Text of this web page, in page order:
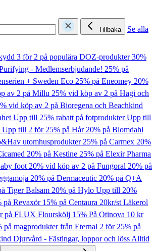
Tillbaka
Se alla
3 för 2 på populära DOZ-produkter30%
- Medlemserbjudande! 25% på
+ Sweden Eco 25% på Eneomey 20%
av 2 på Millu 25% vid köp av 2 på Hagi och
vid köp av 2 på Bioregena och Beachkind
Upp till 25% rabatt på fotprodukterUpp till
Upp till 2 för 25% på Hår20% på Blomdahl
utomhusprodukter25% på Carmex 20%
20% på Kestine 25% på Elexir Pharma
foot20% vid köp av 2 på Fungoral 20% på
20% på Dermaceutic 20% på Q+A
Tiger Balsam 20% på Hylo Upp till 20%
på Revaxör 15% på Centaura 20kr/st Läkerol
på FLUX Flourskölj 15% På Otinova 10 kr
på magprodukter från Eternal 2 för 25% på
Djurvård - Fästingar, loppor och lössAlltid